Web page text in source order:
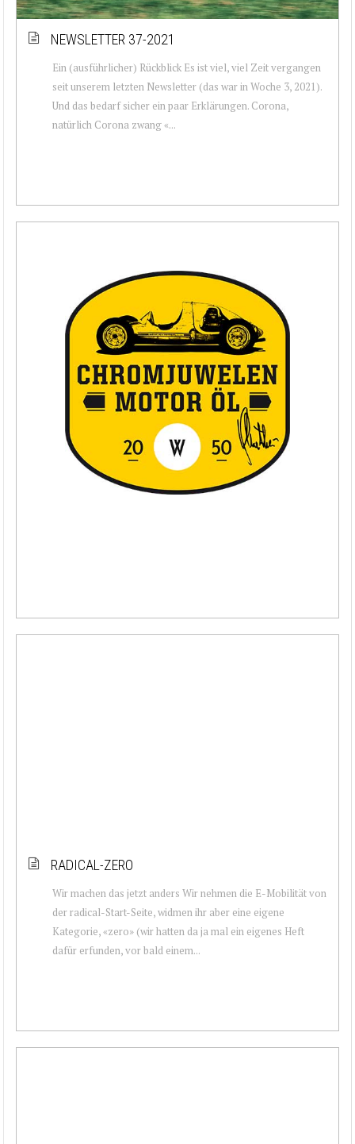
NEWSLETTER 37-2021
Ein (ausführlicher) Rückblick Es ist viel, viel Zeit vergangen
seit unserem letzten Newsletter (das war in Woche 3, 2021).
Und das bedarf sicher ein paar Erklärungen. Corona,
natürlich Corona zwang «...
RADICAL-ZERO
Wir machen das jetzt anders Wir nehmen die E-Mobilität von
der radical-Start-Seite, widmen ihr aber eine eigene
Kategorie, «zero» (wir hatten da ja mal ein eigenes Heft
dafür erfunden, vor bald einem...